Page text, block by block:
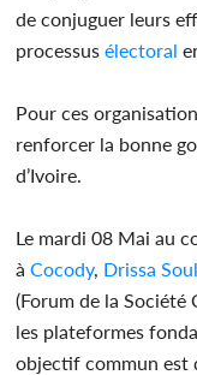
de conjuguer leurs
processusélectoral
Pour ces
renforcer la bonne
d’Ivoire.
Le mardi 08 Mai au
àCocody, Drissa
(Forum de la Société
les plateformes
objectif commun est